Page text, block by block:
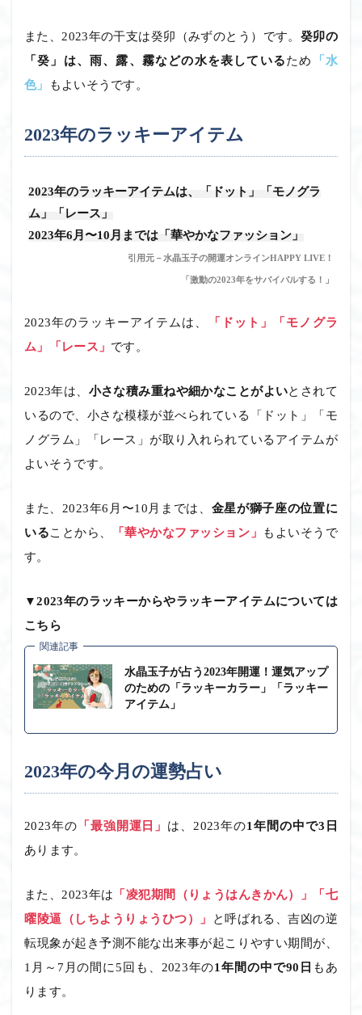
また、2023年の干支は癸卯（みずのとう）です。 癸卯の
「癸」は、雨、露、霧などの水を表しているため
「水
色」
もよいそうです。
2023年のラッキーアイテム
2023年のラッキーアイテムは、「ドット」「モノグラ
ム」「レース」
2023年6月〜10月までは「華やかなファッション」
引用元－水晶玉子の開運オンラインHAPPY LIVE！
「激動の2023年をサバイバルする！」
2023年のラッキーアイテムは、
「ドット」「モノグラ
ム」「レース」 です。
2023年は、 小さな積み重ねや細かなことがよいとされて
いるので、小さな模様が並べられている「ドット」「モ
ノグラム」「レース」が取り入れられているアイテムが
よいそうです。
また、2023年6月〜10月までは、 金星が獅子座の位置に
いることから、 「華やかなファッション」
もよいそうで
す。
▼2023年のラッキーからやラッキーアイテムについては
こちら
関連記事
水晶玉子が占う2023年開運！運気アップ
のための「ラッキーカラー」「ラッキー
アイテム」
2023年の今月の運勢占い
2023年の 「最強開運日」 は、2023年の1年間の中で3日
あります。
また、2023年は 「凌犯期間（りょうはんきかん）」「七
曜陵逼（しちようりょうひつ）」
と呼ばれる、吉凶の逆
転現象が起き予測不能な出来事が起こりやすい期間が、
1月～7月の間に5回も、2023年の1年間の中で90日 もあ
ります。